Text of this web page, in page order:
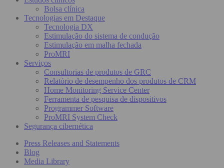
Bolsa clínica
Tecnologias em Destaque
Tecnologia DX
Estimulação do sistema de condução
Estimulação em malha fechada
ProMRI
Serviços
Consultorias de produtos de GRC
Relatório de desempenho dos produtos de CRM
Home Monitoring Service Center
Ferramenta de pesquisa de dispositivos
Programmer Software
ProMRI System Check
Segurança cibernética
Press Releases and Statements
Blog
Media Library